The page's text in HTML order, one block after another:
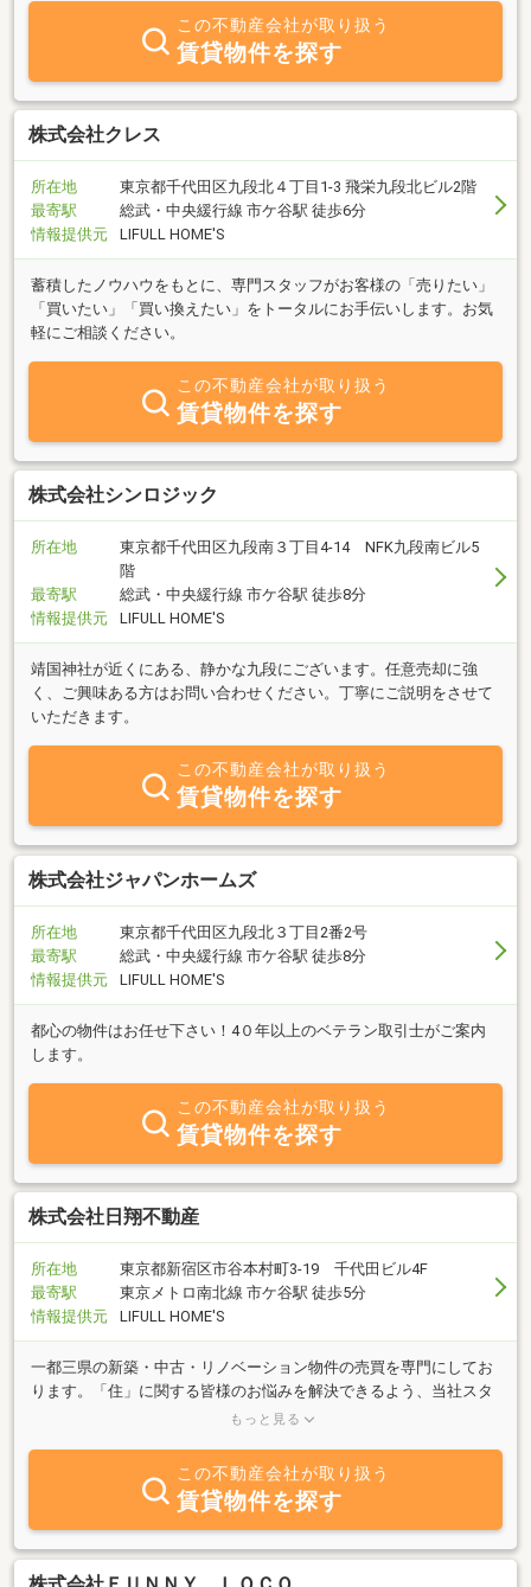
この不動産会社が取り扱う
賃貸物件を探す
株式会社クレス
所在地
東京都千代田区九段北４丁目1-3 飛栄九段北ビル2階
最寄駅
総武・中央緩行線 市ケ谷駅 徒歩6分
情報提供元
LIFULL HOME'S
蓄積したノウハウをもとに、専門スタッフがお客様の「売りたい」
「買いたい」「買い換えたい」をトータルにお手伝いします。お気
軽にご相談ください。
この不動産会社が取り扱う
賃貸物件を探す
株式会社シンロジック
所在地
東京都千代田区九段南３丁目4-14 NFK九段南ビル5
階
最寄駅
総武・中央緩行線 市ケ谷駅 徒歩8分
情報提供元
LIFULL HOME'S
靖国神社が近くにある、静かな九段にございます。任意売却に強
く、ご興味ある方はお問い合わせください。丁寧にご説明をさせて
いただきます。
この不動産会社が取り扱う
賃貸物件を探す
株式会社ジャパンホームズ
所在地
東京都千代田区九段北３丁目2番2号
最寄駅
総武・中央緩行線 市ケ谷駅 徒歩8分
情報提供元
LIFULL HOME'S
都心の物件はお任せ下さい！4０年以上のベテラン取引士がご案内
します。
この不動産会社が取り扱う
賃貸物件を探す
株式会社日翔不動産
所在地
東京都新宿区市谷本村町3-19 千代田ビル4F
最寄駅
東京メトロ南北線 市ケ谷駅 徒歩5分
情報提供元
LIFULL HOME'S
一都三県の新築・中古・リノベーション物件の売買を専門にしてお
ります。「住」に関する皆様のお悩みを解決できるよう、当社スタ
ッフが責任をもって担当させて頂きますので、皆様のご相談お待ち
もっと見る
この不動産会社が取り扱う
賃貸物件を探す